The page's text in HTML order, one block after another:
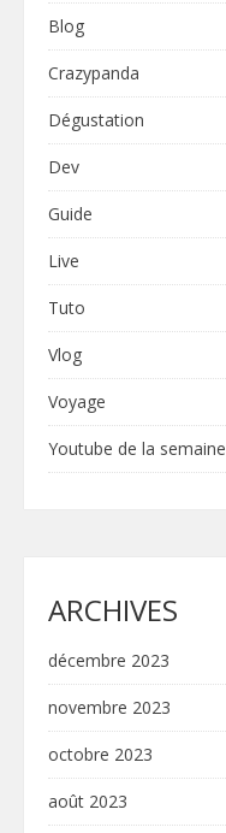
Blog
Crazypanda
Dégustation
Dev
Guide
Live
Tuto
Vlog
Voyage
Youtube de la semaine
ARCHIVES
décembre 2023
novembre 2023
octobre 2023
août 2023